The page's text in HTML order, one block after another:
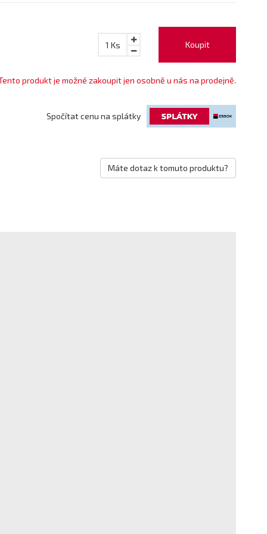
Koupit
1 Ks
produkt je možné zakoupit jen osobně u nás na prodejně.
Spočítat cenu na splátky
Máte dotaz k tomuto produktu?